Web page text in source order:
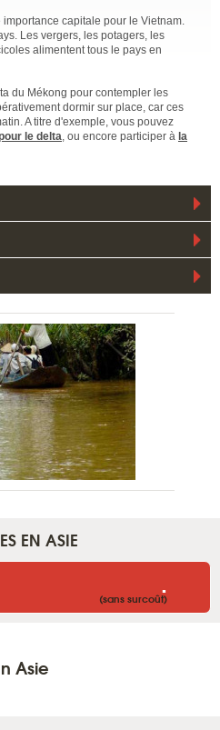
capitale pour le Vietnam.
Les vergers, les potagers, les
alimentent tous le pays en
du Mékong pour contempler les
dormir sur place, car ces
A titre d'exemple, vous pouvez
le delta , ou encore participer à la
EN ASIE
.
(sans surcoût)
Asie